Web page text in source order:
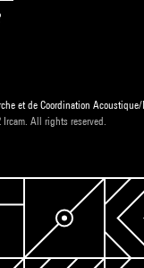
et de Coordination
All rights reserved.